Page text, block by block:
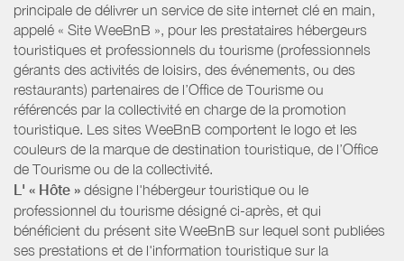
principale de délivrer un service de site internet clé en main,
appelé « Site WeeBnB », pour les prestataires hébergeurs
touristiques et professionnels du tourisme (professionnels
gérants des activités de loisirs, des événements, ou des
restaurants) partenaires de l’Office de Tourisme ou
référencés par la collectivité en charge de la promotion
touristique. Les sites WeeBnB comportent le logo et les
couleurs de la marque de destination touristique, de l’Office
de Tourisme ou de la collectivité.
L' « Hôte » désigne l'hébergeur touristique ou le
professionnel du tourisme désigné ci-après, et qui
bénéficient du présent site WeeBnB sur lequel sont publiées
ses prestations et de l'information touristique sur la